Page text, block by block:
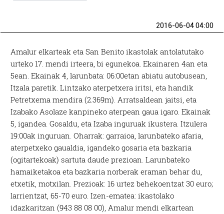
2016-06-04 04:00
Amalur elkarteak eta San Benito ikastolak antolatutako
urteko 17. mendi irteera, bi egunekoa. Ekainaren 4an eta
5ean. Ekainak 4, larunbata: 06:00etan abiatu autobusean,
Itzala paretik. Lintzako aterpetxera iritsi, eta handik
Petretxema mendira (2.369m). Arratsaldean jaitsi, eta
Izabako Asolaze kanpineko aterpean gaua igaro. Ekainak
5, igandea. Gosaldu, eta Izaba inguruak ikustera. Itzulera
19:00ak inguruan. Oharrak: garraioa, larunbateko afaria,
aterpetxeko gaualdia, igandeko gosaria eta bazkaria
(ogitartekoak) sartuta daude prezioan. Larunbateko
hamaiketakoa eta bazkaria norberak eraman behar du,
etxetik, motxilan. Prezioak: 16 urtez behekoentzat 30 euro;
larrientzat, 65-70 euro. Izen-ematea: ikastolako
idazkaritzan (943 88 08 00), Amalur mendi elkartean